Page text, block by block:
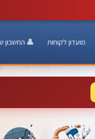
מועדון לקוחות 👤 החשבון